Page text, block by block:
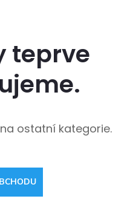
teprve
ostatní kategorie.